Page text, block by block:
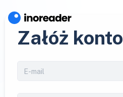
Załóż konto